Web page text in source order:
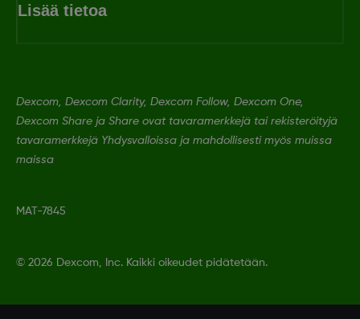
Lisää tietoa
Dexcom, Dexcom Clarity, Dexcom Follow, Dexcom One,
Dexcom Share ja Share ovat tavaramerkkejä tai rekisteröityjä
tavaramerkkejä Yhdysvalloissa ja mahdollisesti myös muissa
maissa
MAT-7845
© 2026 Dexcom, Inc. Kaikki oikeudet pidätetään.